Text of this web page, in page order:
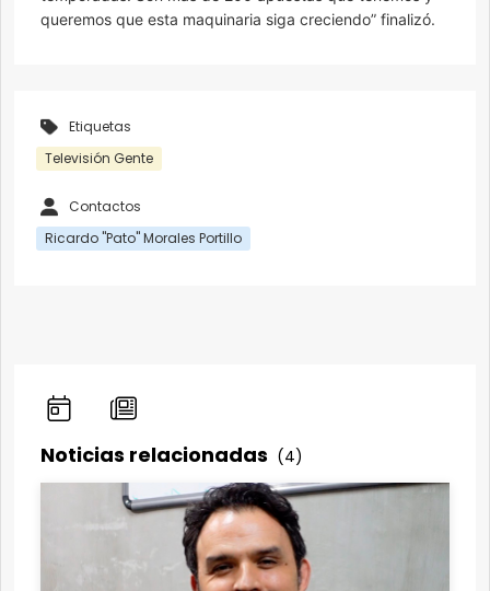
queremos que esta maquinaria siga creciendo” finalizó.
Etiquetas
Televisión Gente
Contactos
Ricardo "Pato" Morales Portillo
Noticias relacionadas (4)